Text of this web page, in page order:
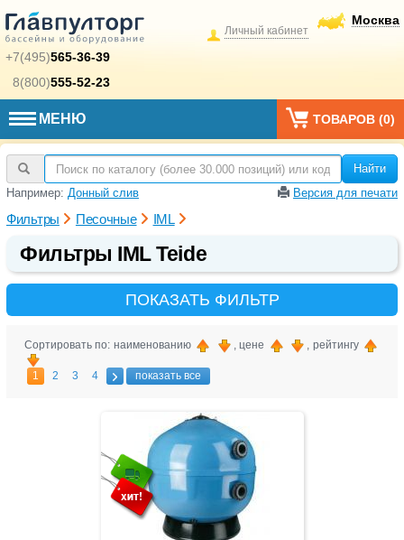
+7(495)565-36-39
8(800)555-52-23
Москва
Личный кабинет
МЕНЮ ТОВАРОВ (0)
Найти
Например: Донный слив Версия для печати
Фильтры Песочные IML
Фильтры IML Teide
ПОКАЗАТЬ ФИЛЬТР
Сортировать по: наименованию , цене , рейтингу
1 2 3 4 показать все